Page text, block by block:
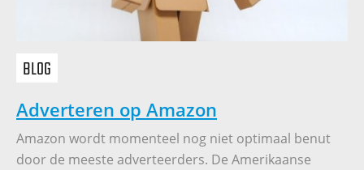
BLOG
Adverteren op Amazon
Amazon wordt momenteel nog niet optimaal benut
door de meeste adverteerders. De Amerikaanse